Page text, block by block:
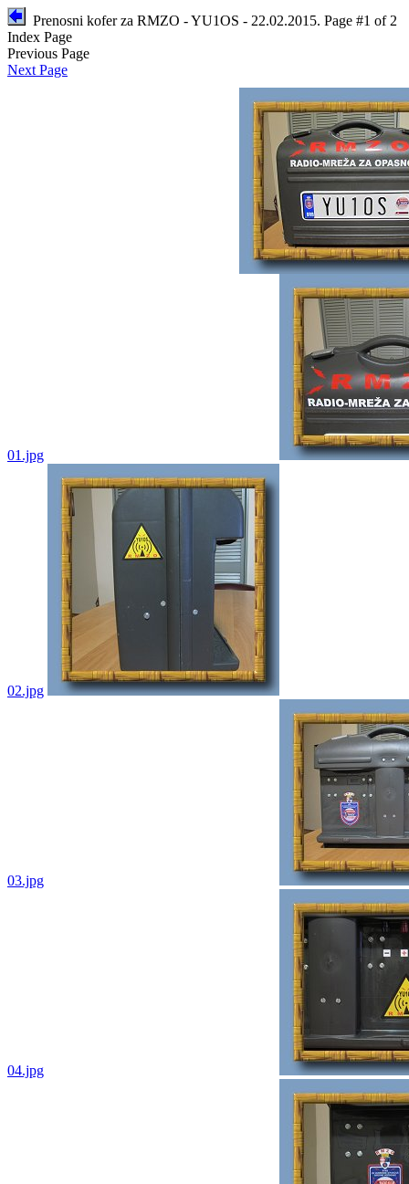
Prenosni kofer za RMZO - YU1OS - 22.02.2015. Page #1 of 2
Index Page
Previous Page
Next Page
01.jpg
02.jpg
03.jpg
04.jpg